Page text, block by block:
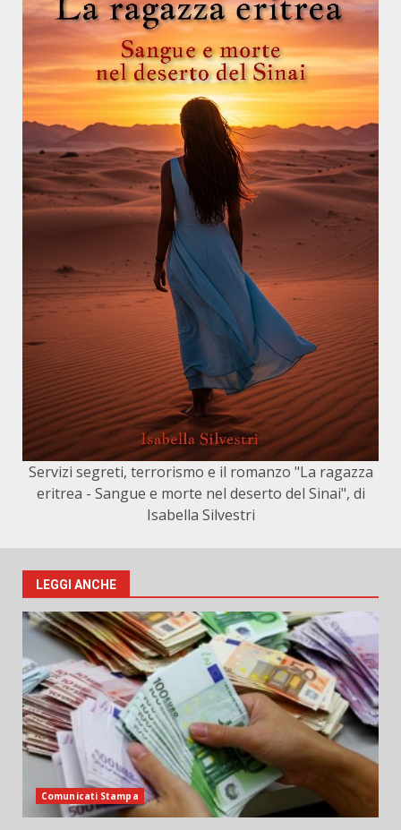
Servizi segreti, terrorismo e il romanzo "La ragazza
eritrea - Sangue e morte nel deserto del Sinai", di
Isabella Silvestri
LEGGI ANCHE
Comunicati Stampa